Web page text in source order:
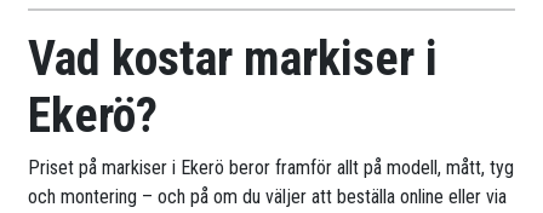
Vad kostar markiser i
Ekerö?
Priset på markiser i Ekerö beror framför allt på modell, mått, tyg
och montering – och på om du väljer att beställa online eller via